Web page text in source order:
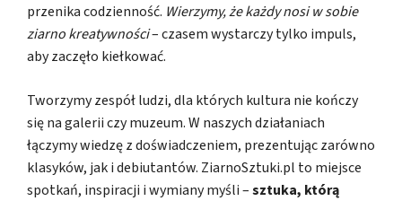
przenika codzienność. Wierzymy, że każdy nosi w sobie
ziarno kreatywności– czasem wystarczy tylko impuls,
aby zaczęło kiełkować.
Tworzymy zespół ludzi, dla których kultura nie kończy
się na galerii czy muzeum. W naszych działaniach
łączymy wiedzę z doświadczeniem, prezentując zarówno
klasyków, jak i debiutantów. ZiarnoSztuki.pl to miejsce
spotkań, inspiracji i wymiany myśli –sztuka, którą